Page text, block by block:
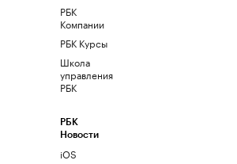
РБК
Компании
РБК Курсы
Школа
управления
РБК
РБК
Новости
iOS